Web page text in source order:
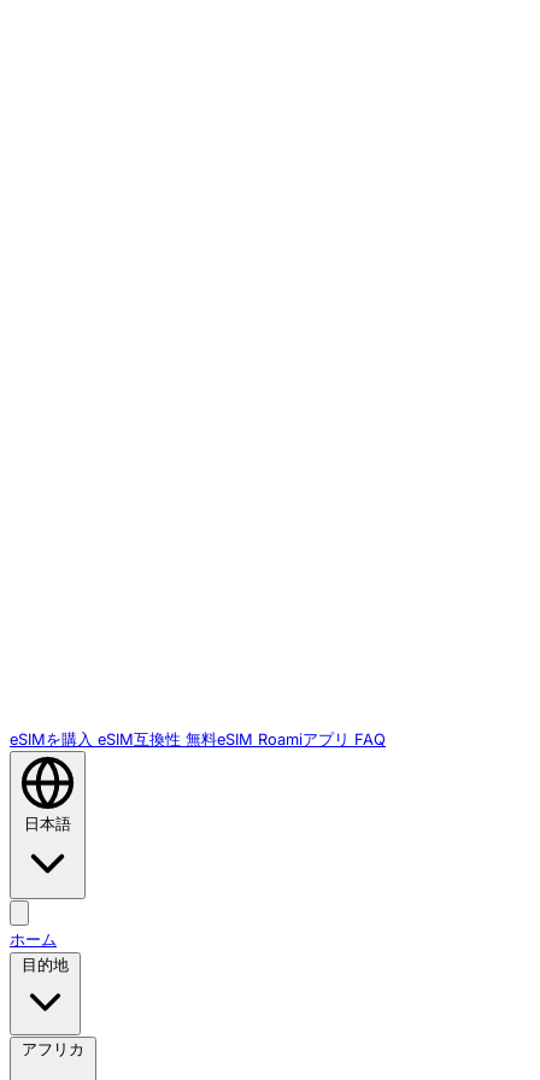
eSIMを購入 eSIM互換性 無料eSIM Roamiアプリ FAQ
日本語
ホーム
目的地
アフリカ